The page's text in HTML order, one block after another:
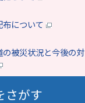
布について
の被災状況と今後の対
さがす